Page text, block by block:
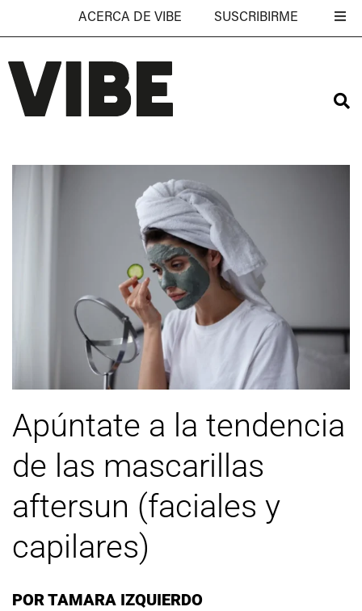
ACERCA DE VIBE SUSCRIBIRME
Apúntate a la tendencia
de las mascarillas
aftersun (faciales y
capilares)
PORTAMARA IZQUIERDO